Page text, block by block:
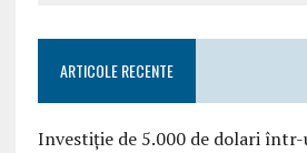
ARTICOLE RECENTE
Investiție de 5.000 de dolari